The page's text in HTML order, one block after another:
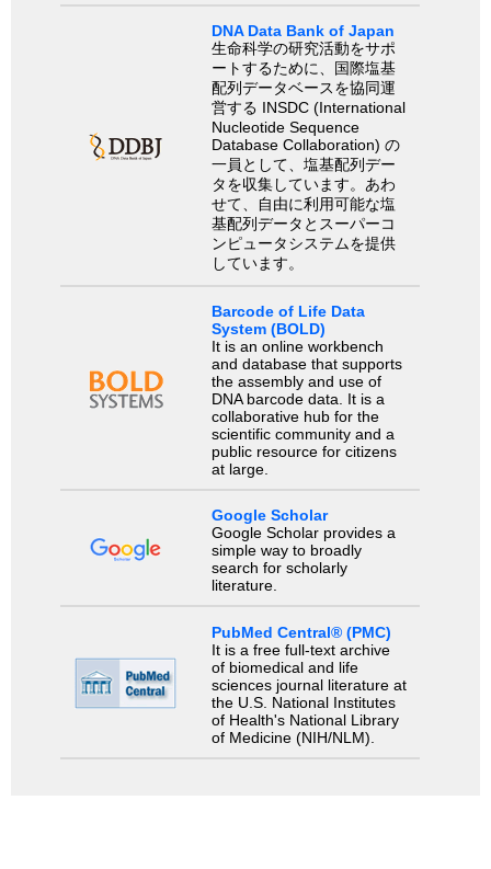
DNA Data Bank of Japan
生命科学の研究活動をサポ
ートするために、国際塩基
配列データベースを協同運
営する INSDC (International
Nucleotide Sequence
Database Collaboration) の
一員として、塩基配列デー
タを収集しています。あわ
せて、自由に利用可能な塩
基配列データとスーパーコ
ンピュータシステムを提供
しています。
Barcode of Life Data
System (BOLD)
It is an online workbench
and database that supports
the assembly and use of
DNA barcode data. It is a
collaborative hub for the
scientific community and a
public resource for citizens
at large.
Google Scholar
Google Scholar provides a
simple way to broadly
search for scholarly
literature.
PubMed Central® (PMC)
It is a free full-text archive
of biomedical and life
sciences journal literature at
the U.S. National Institutes
of Health's National Library
of Medicine (NIH/NLM).